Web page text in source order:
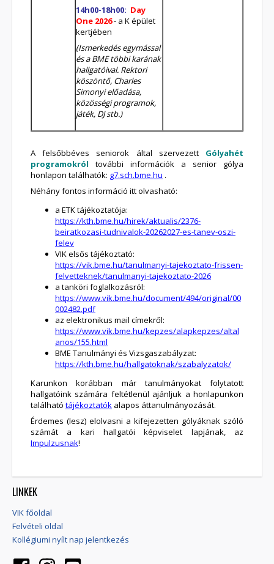
14h00-18h00: Day
One 2026- a K épület
kertjében
(Ismerkedés egymással
és a BME többi karának
hallgatóival. Rektori
köszöntő, Charles
Simonyi előadása,
közösségi programok,
játék, DJ stb.)
A felsőbbéves seniorok által szervezett Gólyahét
programokról további információk a senior gólya
honlapon találhatók: g7.sch.bme.hu .
Néhány fontos információ itt olvasható:
a ETK tájékoztatója:
https://kth.bme.hu/hirek/aktualis/2376-
beiratkozasi-tudnivalok-20262027-es-tanev-oszi-
felev
VIK elsős tájékoztató:
https://vik.bme.hu/tanulmanyi-tajekoztato-frissen-
felvetteknek/tanulmanyi-tajekoztato-2026
a tanköri foglalkozásról:
https://www.vik.bme.hu/document/494/original/00
002482.pdf
az elektronikus mail címekről:
https://www.vik.bme.hu/kepzes/alapkepzes/altal
anos/155.html
BME Tanulmányi és Vizsgaszabályzat:
https://kth.bme.hu/hallgatoknak/szabalyzatok/
Karunkon korábban már tanulmányokat folytatott
hallgatóink számára feltétlenül ajánljuk a honlapunkon
található tájékoztatók alapos áttanulmányozását.
Érdemes (lesz) elolvasni a kifejezetten gólyáknak szóló
számát a kari hallgatói képviselet lapjának, az
Impulzusnak!
LINKEK
VIK főoldal
Felvételi oldal
Kollégiumi nyílt nap jelentkezés